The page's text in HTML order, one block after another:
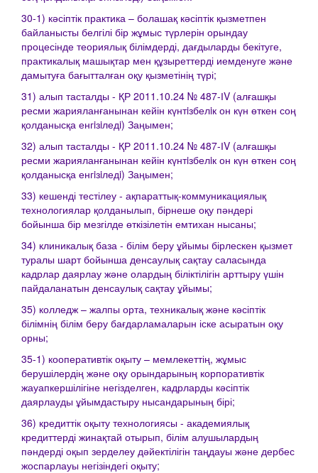
30-1) кәсіптік практика – болашақ кәсіптік қызметпен
байланысты белгілі бір жұмыс түрлерін орындау
процесінде теориялық білімдерді, дағдыларды бекітуге,
практикалық машықтар мен құзыреттерді иемденуге және
дамытуға бағытталған оқу қызметінің түрі;
31) алып тасталды - ҚР 2011.10.24 № 487-ІV (алғашқы
ресми жарияланғанынан кейін күнтiзбелiк он күн өткен соң
қолданысқа енгiзiледi) Заңымен;
32) алып тасталды - ҚР 2011.10.24 № 487-ІV (алғашқы
ресми жарияланғанынан кейін күнтiзбелiк он күн өткен соң
қолданысқа енгiзiледi) Заңымен;
33) кешенді тестілеу - ақпараттық-коммуникациялық
технологиялар қолданылып, бірнеше оқу пәндері
бойынша бір мезгілде өткізілетін емтихан нысаны;
34) клиникалық база - білім беру ұйымы бірлескен қызмет
туралы шарт бойынша денсаулық сақтау саласында
кадрлар даярлау және олардың біліктілігін арттыру үшін
пайдаланатын денсаулық сақтау ұйымы;
35) колледж – жалпы орта, техникалық және кәсіптік
білімнің білім беру бағдарламаларын іске асыратын оқу
орны;
35-1) кооперативтік оқыту – мемлекеттің, жұмыс
берушілердің және оқу орындарының корпоративтік
жауапкершілігіне негізделген, кадрларды кәсіптік
даярлауды ұйымдастыру нысандарының бірі;
36) кредиттік оқыту технологиясы - академиялық
кредиттерді жинақтай отырып, білім алушылардың
пәндерді оқып зерделеу дәйектілігін таңдауы және дербес
жоспарлауы негізіндегі оқыту;